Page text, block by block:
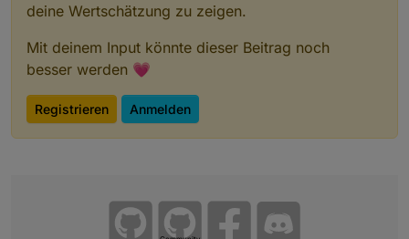
deine Wertschätzung zu zeigen.
Mit deinem Input könnte dieser Beitrag noch
besser werden 💗
Registrieren Anmelden